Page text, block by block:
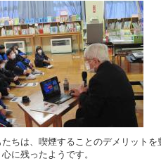
ちは、喫煙することのデメリット
に残ったようです。